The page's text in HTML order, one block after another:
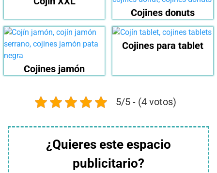
Cojines donuts
Cojines jamón
Cojines para tablet
5/5 - (4 votos)
¿Quieres este espacio
publicitario?